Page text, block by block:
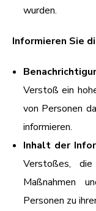
wurden.
Informieren Sie
Verstoß ein
von Personen
informieren.
Inhalt der
Verstoßes,
Maßnahmen
Personen zu